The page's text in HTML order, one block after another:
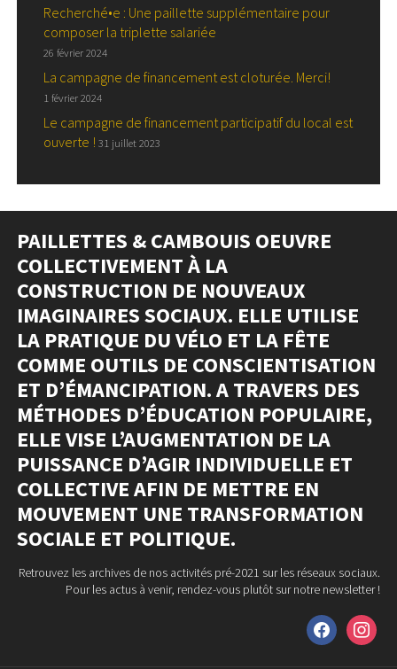
Recherché•e : Une paillette supplémentaire pour
composer la triplette salariée
26 février 2024
La campagne de financement est cloturée. Merci!
1 février 2024
Le campagne de financement participatif du local est
ouverte ! 31 juillet 2023
PAILLETTES & CAMBOUIS OEUVRE
COLLECTIVEMENT À LA
CONSTRUCTION DE NOUVEAUX
IMAGINAIRES SOCIAUX. ELLE UTILISE
LA PRATIQUE DU VÉLO ET LA FÊTE
COMME OUTILS DE CONSCIENTISATION
ET D’ÉMANCIPATION. A TRAVERS DES
MÉTHODES D’ÉDUCATION POPULAIRE,
ELLE VISE L’AUGMENTATION DE LA
PUISSANCE D’AGIR INDIVIDUELLE ET
COLLECTIVE AFIN DE METTRE EN
MOUVEMENT UNE TRANSFORMATION
SOCIALE ET POLITIQUE.
Retrouvez les archives de nos activités pré-2021 sur les réseaux sociaux.
Pour les actus à venir, rendez-vous plutôt sur notre newsletter !
facebookinstagram